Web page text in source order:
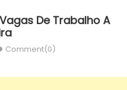
De Trabalho A
Comment(0)